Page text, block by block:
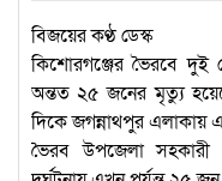
বিজয়ের কণ্ঠ ডেস্ক
কিশোরগঞ্জের ভৈরবে দুই
অন্তত ২৫ জনের মৃত্যু
দিকে জগন্নাথপুর এলাকায়
ভৈরব উপজেলা